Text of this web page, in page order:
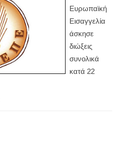
Ευρωπαϊκή
Εισαγγελία
άσκησε
διώξεις
συνολικά
κατά 22